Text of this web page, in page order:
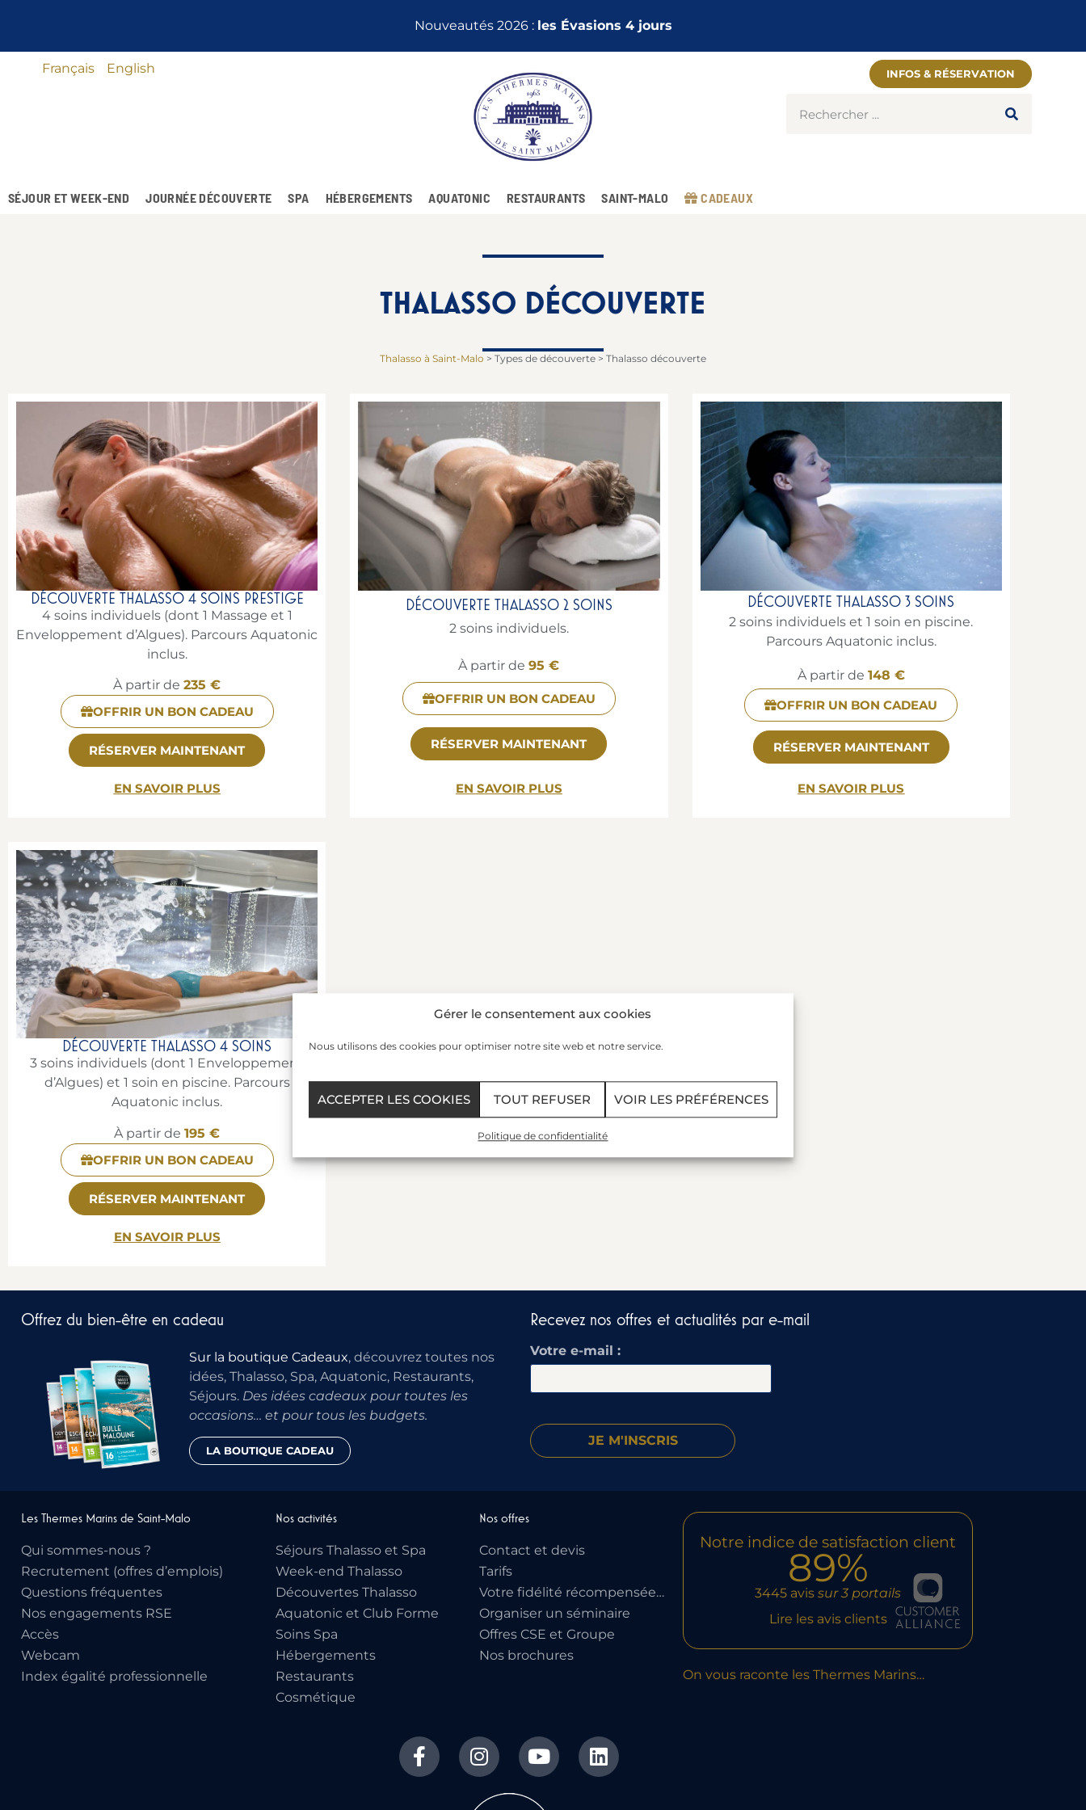
Gérer le consentement aux cookies
Nous utilisons des cookies pour optimiser notre site web et notre service.
ACCEPTER LES COOKIES TOUT REFUSER VOIR LES PRÉFÉRENCES
Politique de confidentialité
Nouveautés 2026 : les Évasions 4 jours
Français English INFOS & RÉSERVATION
SÉJOUR ET WEEK-END JOURNÉE DÉCOUVERTE SPA HÉBERGEMENTS AQUATONIC RESTAURANTS SAINT-MALO CADEAUX
THALASSO DÉCOUVERTE
Thalasso à Saint-Malo > Types de découverte> Thalasso découverte
DÉCOUVERTE THALASSO 4 SOINS PRESTIGE
4 soins individuels (dont 1 Massage et 1
Enveloppement d’Algues). Parcours Aquatonic
inclus.
À partir de235 €
OFFRIR UN BON CADEAU
RÉSERVER MAINTENANT
EN SAVOIR PLUS
DÉCOUVERTE THALASSO 2 SOINS
2 soins individuels.
À partir de95 €
OFFRIR UN BON CADEAU
RÉSERVER MAINTENANT
EN SAVOIR PLUS
DÉCOUVERTE THALASSO 3 SOINS
2 soins individuels et 1 soin en piscine.
Parcours Aquatonic inclus.
À partir de 148 €
OFFRIR UN BON CADEAU
RÉSERVER MAINTENANT
EN SAVOIR PLUS
DÉCOUVERTE THALASSO 4 SOINS
3 soins individuels (dont 1 Enveloppement
d’Algues) et 1 soin en piscine. Parcours
Aquatonic inclus.
À partir de195 €
OFFRIR UN BON CADEAU
RÉSERVER MAINTENANT
EN SAVOIR PLUS
Offrez du bien-être en cadeau
Sur la boutique Cadeaux, découvrez toutes nos
idées, Thalasso, Spa, Aquatonic, Restaurants,
Séjours. Des idées cadeaux pour toutes les
occasions… et pour tous les budgets.
LA BOUTIQUE CADEAU
Recevez nos offres et actualités par e-mail​
Votre e-mail :
Les Thermes Marins de Saint-Malo
Qui sommes-nous ?
Recrutement (offres d’emplois)
Questions fréquentes
Nos engagements RSE
Accès
Webcam
Index égalité professionnelle
Nos activités
Séjours Thalasso et Spa
Week-end Thalasso
Découvertes Thalasso
Aquatonic et Club Forme
Soins Spa
Hébergements
Restaurants
Cosmétique
Nos offres
Contact et devis
Tarifs
Votre fidélité récompensée…
Organiser un séminaire
Offres CSE et Groupe
Nos brochures
Notre indice de satisfaction client
89%
3445 avis sur 3 portails
Lire les avis clients
On vous raconte les Thermes Marins…